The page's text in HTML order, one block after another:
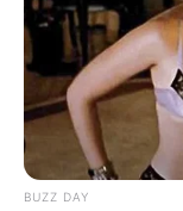
LOCKHEED
WAHANA
1 Comment|Aug 19,
APEX PGU-47/U
No Comments
BUZZ DAY